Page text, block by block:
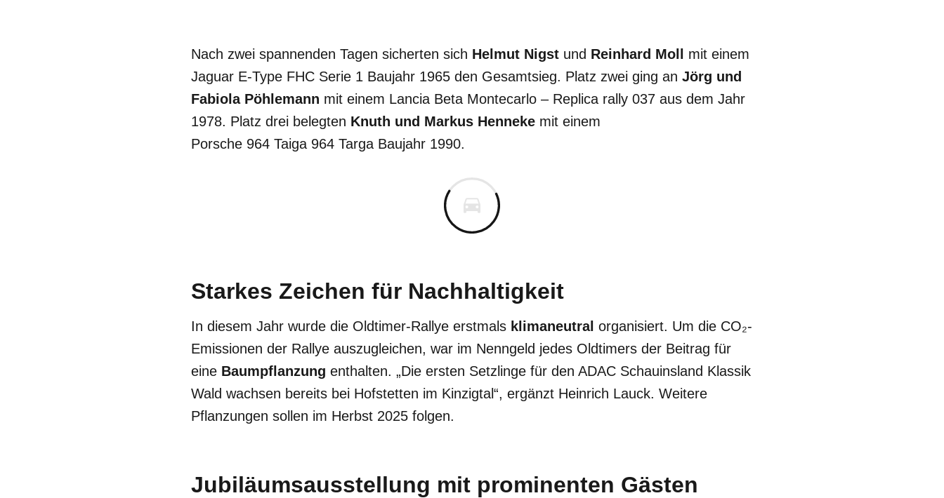
Nach zwei spannenden Tagen sicherten sich Helmut Nigst und Reinhard Moll
mit einem
Jaguar E-Type FHC Serie 1 Baujahr 1965 den Gesamtsieg. Platz zwei ging an Jörg und
Fabiola Pöhlemann mit einem Lancia Beta Montecarlo – Replica rally 037 aus dem Jahr
1978. Platz drei belegten Knuth und Markus Henneke mit einem
Porsche 964 Taiga 964 Targa Baujahr 1990.
Starkes Zeichen für Nachhaltigkeit
In diesem Jahr wurde die Oldtimer-Rallye erstmals klimaneutral organisiert. Um die CO₂-
Emissionen der Rallye auszugleichen, war im Nenngeld jedes Oldtimers der Beitrag für
eine Baumpflanzung enthalten. „Die ersten Setzlinge für den ADAC Schauinsland Klassik
Wald wachsen bereits bei Hofstetten im Kinzigtal“, ergänzt Heinrich Lauck. Weitere
Pflanzungen sollen im Herbst 2025 folgen.
Jubiläumsausstellung mit prominenten Gästen